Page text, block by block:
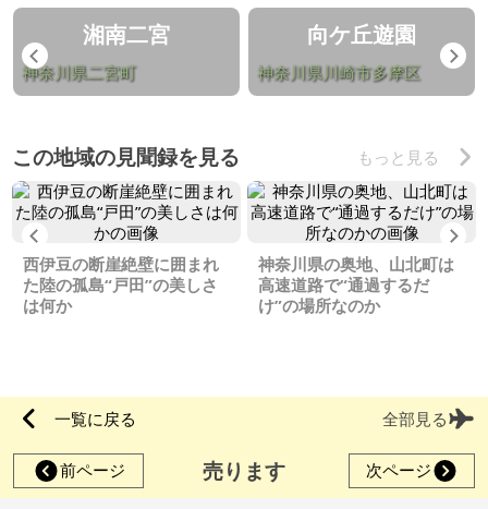
湘南二宮
神奈川県二宮町
向ケ丘遊園
神奈川県川崎市多摩区
この地域の見聞録を見る もっと見る
Previous
西伊豆の断崖絶壁に囲まれ
た陸の孤島“戸田”の美しさ
は何か
神奈川県の奥地、山北町は
高速道路で“通過するだ
け”の場所なのか
一覧に戻る 全部見る
前ページ 売ります 次ページ